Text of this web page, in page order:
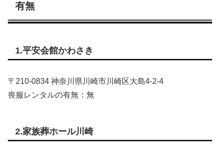
有無
1.平安会館かわさき
〒210-0834 神奈川県川崎市川崎区大島4-2-4
喪服レンタルの有無：無
2.家族葬ホール川崎